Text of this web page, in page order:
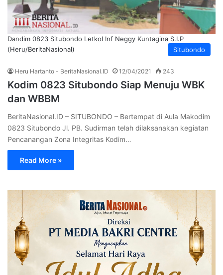
Situbondo
Dandim 0823 Situbondo Letkol Inf Neggy Kuntagina S.I.P
(Heru/BeritaNasional)
Heru Hartanto - BeritaNasional.ID 12/04/2021 243
Kodim 0823 Situbondo Siap Menuju WBK
dan WBBM
BeritaNasional.ID – SITUBONDO – Bertempat di Aula Makodim
0823 Situbondo Jl. PB. Sudirman telah dilaksanakan kegiatan
Pencanangan Zona Integritas Kodim…
Read More »